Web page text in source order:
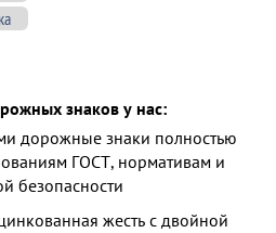
знаков у нас:
дорожные знаки полностью
ГОСТ, нормативам и
безопасности
жесть с двойной